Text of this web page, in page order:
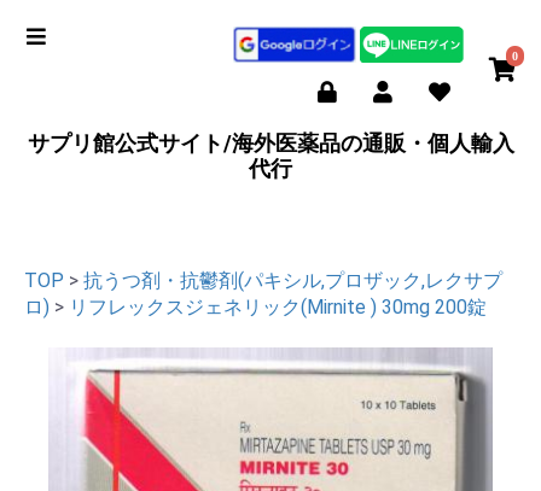
0
サプリ館公式サイト/海外医薬品の通販・個人輸入
代行
TOP > 抗うつ剤・抗鬱剤(パキシル,プロザック,レクサプ
ロ) > リフレックスジェネリック(Mirnite ) 30mg 200錠